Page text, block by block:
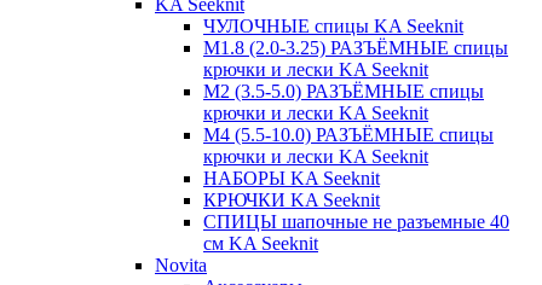
KA Seeknit
ЧУЛОЧНЫЕ спицы KA Seeknit
М1.8 (2.0-3.25) РАЗЪЁМНЫЕ спицы
крючки и лески KA Seeknit
М2 (3.5-5.0) РАЗЪЁМНЫЕ спицы
крючки и лески KA Seeknit
М4 (5.5-10.0) РАЗЪЁМНЫЕ спицы
крючки и лески KA Seeknit
НАБОРЫ KA Seeknit
КРЮЧКИ KA Seeknit
СПИЦЫ шапочные не разъемные 40
см KA Seeknit
Novita